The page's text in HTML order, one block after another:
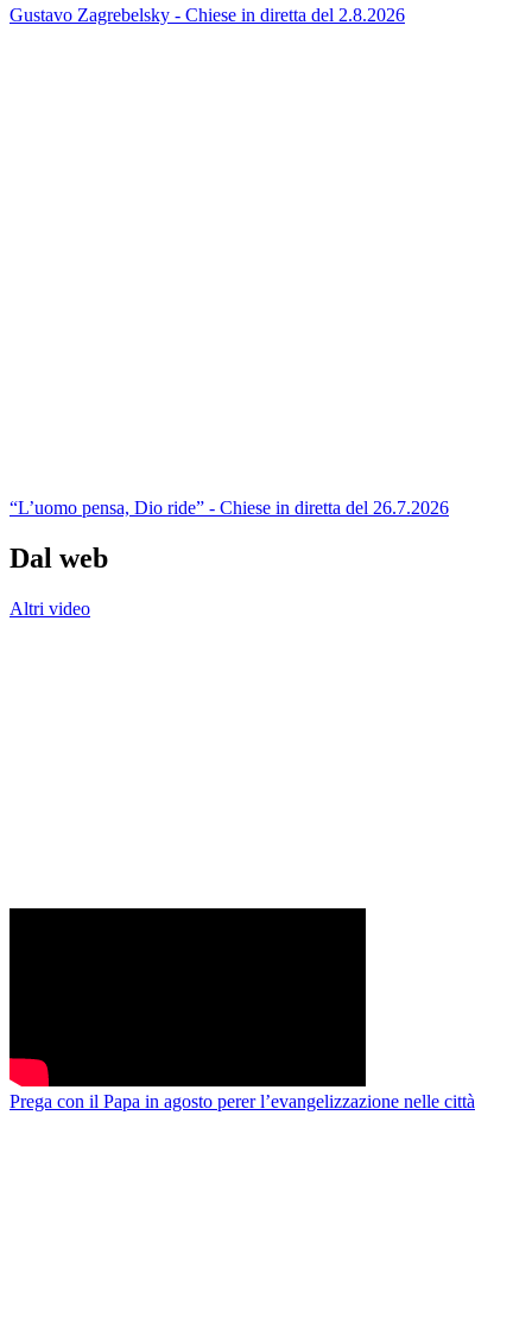
Gustavo Zagrebelsky - Chiese in diretta del 2.8.2026
“L’uomo pensa, Dio ride” - Chiese in diretta del 26.7.2026
Dal web
Altri video
Prega con il Papa in agosto perer l’evangelizzazione nelle città